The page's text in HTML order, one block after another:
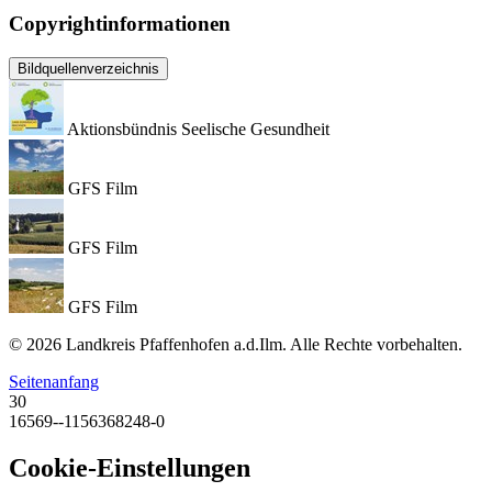
Copyrightinformationen
Bildquellenverzeichnis
Aktionsbündnis Seelische Gesundheit
GFS Film
GFS Film
GFS Film
© 2026 Landkreis Pfaffenhofen a.d.Ilm. Alle Rechte vorbehalten.
Seitenanfang
30
16569--1156368248-0
Cookie-Einstellungen